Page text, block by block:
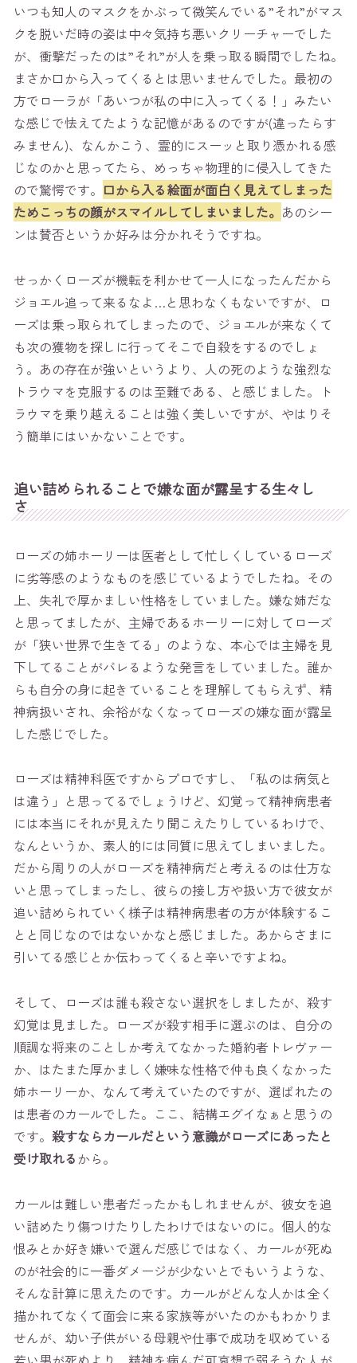
いつも知人のマスクをかぶって微笑んでいる”それ”がマス
クを脱いだ時の姿は中々気持ち悪いクリーチャーでした
が、衝撃だったのは”それ”が人を乗っ取る瞬間でしたね。
まさか口から入ってくるとは思いませんでした。最初の
方でローラが「あいつが私の中に入ってくる！」みたい
な感じで怯えてたような記憶があるのですが(違ったらす
みません)、なんかこう、霊的にスーッと取り憑かれる感
じなのかと思ってたら、めっちゃ物理的に侵入してきた
ので驚愕です。 口から入る絵面が面白く見えてしまった
ためこっちの顔がスマイルしてしまいました。 あのシー
ンは賛否というか好みは分かれそうですね。
せっかくローズが機転を利かせて一人になったんだから
ジョエル追って来るなよ…と思わなくもないですが、ロ
ーズは乗っ取られてしまったので、ジョエルが来なくて
も次の獲物を探しに行ってそこで自殺をするのでしょ
う。あの存在が強いというより、人の死のような強烈な
トラウマを克服するのは至難である、と感じました。ト
ラウマを乗り越えることは強く美しいですが、やはりそ
う簡単にはいかないことです。
追い詰められることで嫌な面が露呈する生々し
さ
ローズの姉ホーリーは医者として忙しくしているローズ
に劣等感のようなものを感じているようでしたね。その
上、失礼で厚かましい性格をしていました。嫌な姉だな
と思ってましたが、主婦であるホーリーに対してローズ
が「狭い世界で生きてる」のような、本心では主婦を見
下してることがバレるような発言をしていました。誰か
らも自分の身に起きていることを理解してもらえず、精
神病扱いされ、余裕がなくなってローズの嫌な面が露呈
した感じでした。
ローズは精神科医ですからプロですし、「私のは病気と
は違う」と思ってるでしょうけど、幻覚って精神病患者
には本当にそれが見えたり聞こえたりしているわけで、
なんというか、素人的には同質に思えてしまいました。
だから周りの人がローズを精神病だと考えるのは仕方な
いと思ってしまったし、彼らの接し方や扱い方で彼女が
追い詰められていく様子は精神病患者の方が体験するこ
とと同じなのではないかなと感じました。あからさまに
引いてる感じとか伝わってくると辛いですよね。
そして、ローズは誰も殺さない選択をしましたが、殺す
幻覚は見ました。ローズが殺す相手に選ぶのは、自分の
順調な将来のことしか考えてなかった婚約者トレヴァー
か、はたまた厚かましく嫌味な性格で仲も良くなかった
姉ホーリーか、なんて考えていたのですが、選ばれたの
は患者のカールでした。ここ、結構エグイなぁと思うの
です。 殺すならカールだという意識がローズにあったと
受け取れるから。
カールは難しい患者だったかもしれませんが、彼女を追
い詰めたり傷つけたりしたわけではないのに。個人的な
恨みとか好き嫌いで選んだ感じではなく、カールが死ぬ
のが社会的に一番ダメージが少ないとでもいうような、
そんな計算に思えたのです。カールがどんな人かは全く
描かれてなくて面会に来る家族等がいたのかもわかりま
せんが、幼い子供がいる母親や仕事で成功を収めている